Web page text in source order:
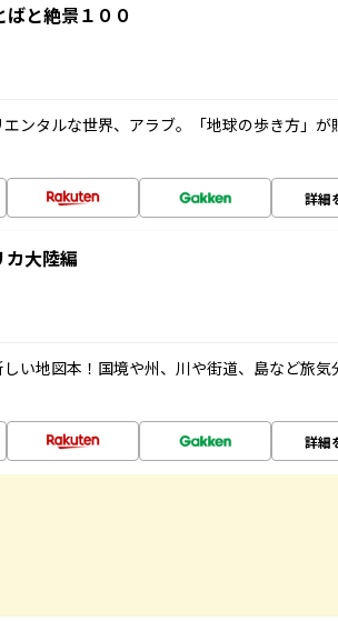
と絶景１００
ンタルな世界、アラブ。「地球の歩き方」が
詳細
大陸編
い地図本！国境や州、川や街道、島など旅気
詳細